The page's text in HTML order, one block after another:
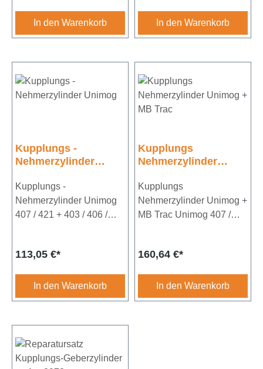
mmInnendurchmesser:
65 mmBreite:
mmErgänzungsartikel/Erg
änzende Info: mit
Anlaufring
In den Warenkorb In den Warenkorb
Kupplungs -
Nehmerzylinder
Kupplungs -
Nehmerzylinder Unimog
407 / 421 + 403 / 406 /
20,64mm
Regulärer Preis:
113,05 €*
In den Warenkorb
Kupplungs
Nehmerzylinder
Kupplungs
Nehmerzylinder Unimog +
MB Trac Unimog 407 /
441 / 442Bohrung
Regulärer Preis:
160,64 €*
In den Warenkorb